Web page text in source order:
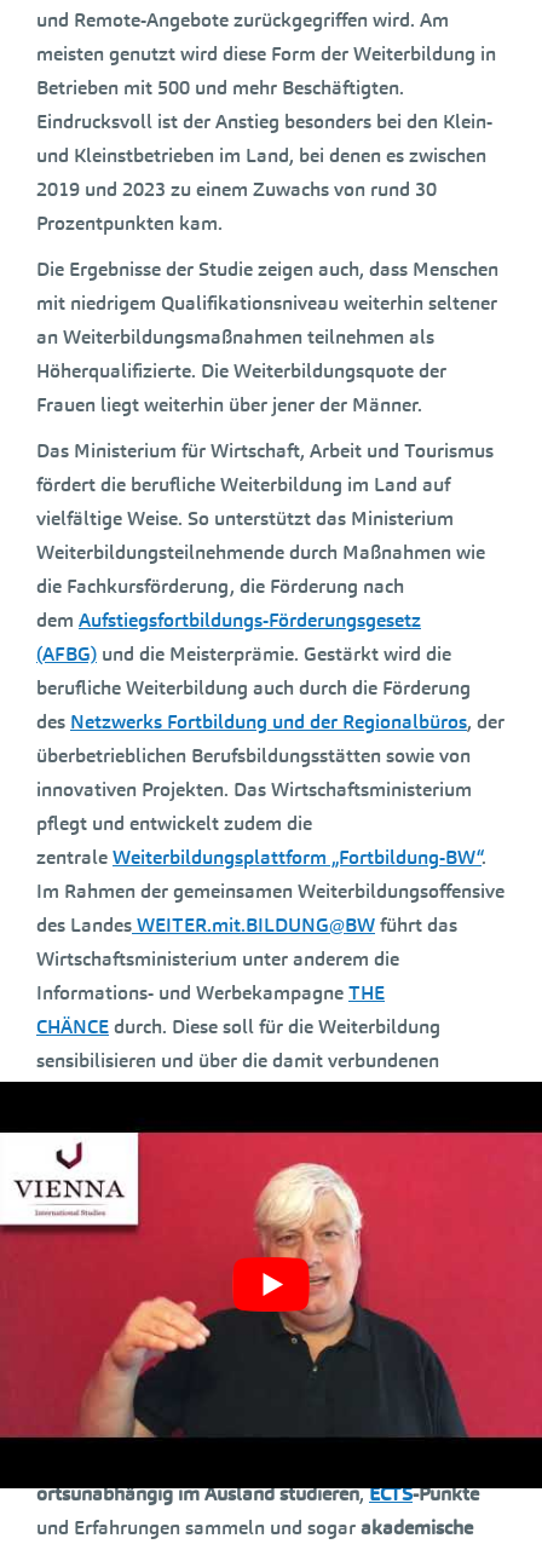
und Remote-Angebote zurückgegriffen wird. Am
meisten genutzt wird diese Form der Weiterbildung in
Betrieben mit 500 und mehr Beschäftigten.
Eindrucksvoll ist der Anstieg besonders bei den Klein-
und Kleinstbetrieben im Land, bei denen es zwischen
2019 und 2023 zu einem Zuwachs von rund 30
Prozentpunkten kam.
Die Ergebnisse der Studie zeigen auch, dass Menschen
mit niedrigem Qualifikationsniveau weiterhin seltener
an Weiterbildungsmaßnahmen teilnehmen als
Höherqualifizierte. Die Weiterbildungsquote der
Frauen liegt weiterhin über jener der Männer.
Das Ministerium für Wirtschaft, Arbeit und Tourismus
fördert die berufliche Weiterbildung im Land auf
vielfältige Weise. So unterstützt das Ministerium
Weiterbildungsteilnehmende durch Maßnahmen wie
die Fachkursförderung, die Förderung nach
dem Aufstiegsfortbildungs-Förderungsgesetz
(AFBG) und die Meisterprämie. Gestärkt wird die
berufliche Weiterbildung auch durch die Förderung
des Netzwerks Fortbildung und der Regionalbüros, der
überbetrieblichen Berufsbildungsstätten sowie von
innovativen Projekten. Das Wirtschaftsministerium
pflegt und entwickelt zudem die
zentraleWeiterbildungsplattform „Fortbildung-BW“.
Im Rahmen der gemeinsamen Weiterbildungsoffensive
des LandesWEITER.mit.BILDUNG@BWführt das
Wirtschaftsministerium unter anderem die
Informations- und WerbekampagneTHE
CHÄNCEdurch. Diese soll für die Weiterbildung
sensibilisieren und über die damit verbundenen
Akademische
Weiterbildung in
Am 23. März 2012 ins Firmenbuch eingetragen,
ermöglicht IhnenVIS
Vienna International Studies
seither eininternationales Studium von zu Hause
Mit Hilfe vonVIS
können
ortsunabhängigim Ausland studieren,ECTS-Punkte
und Erfahrungen sammeln und sogarakademische